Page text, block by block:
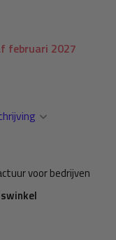
februari 2027
voor bedrijven